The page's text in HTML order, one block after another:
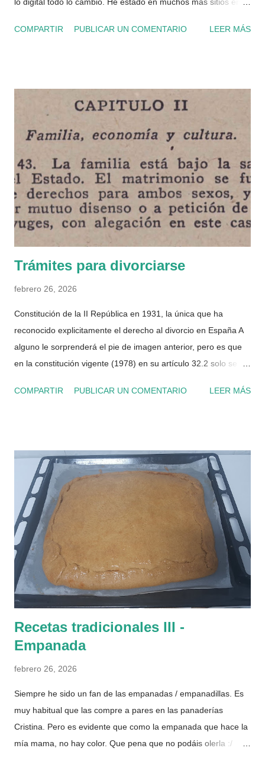
lo digital todo lo cambió. He estado en muchos más sitios en
en los que he ido de visita turística.
COMPARTIR PUBLICAR UN COMENTARIO LEER MÁS
Trámites para divorciarse
febrero 26, 2026
Constitución de la II República en 1931, la única que ha
reconocido explicitamente el derecho al divorcio en España A
alguno le sorprenderá el pie de imagen anterior, pero es que
en la constitución vigente (1978) en su artículo 32.2 solo se
separación y disolución y sus efectos" . No fue hasta la
conoce, sabe que me gusta hablar teniendo la certeza de lo
que digo, y aunque a mi me pueda parecer otra cosa, los
datos están ahí. He ido a la web del INE y he consultado el
número total de divorcios anuales en el histórico desde el 2005
y, para mi sorpresa, ha bajado un 37%, aunque también hay
que decir que el número de matrimonios también ha
descendido un 20%. El ratio actual (en números gordos y
aproximado) es que por cada 2 matrimonios que se cele...
COMPARTIR PUBLICAR UN COMENTARIO LEER MÁS
Recetas tradicionales III -
Empanada
febrero 26, 2026
Siempre he sido un fan de las empanadas / empanadillas. Es
muy habitual que las compre a pares en las panaderías
Cristina. Pero es evidente que como la empanada que hace la
mía mama, no hay color. Que pena que no podáis olerla :/